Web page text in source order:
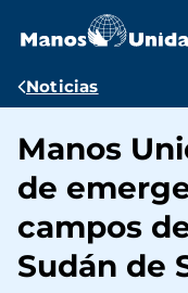
contenido
Ruta
navegación
Noticias
Manos
de
campos
Sudán de